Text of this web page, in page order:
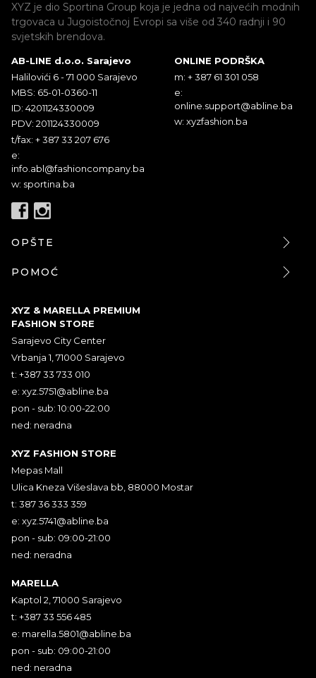
XYZ je dio Sportina Group koja je jedna od najvećih modnih
trgovaca u Jugoistočnoj Evropi sa više od 340 radnji i 90
svjetskih brendova.
AB-LINE d.o.o. Sarajevo
Halilovići 6 - 71 000 Sarajevo
MBS: 65-01-0360-11
ID: 4201124330009
PDV: 201124330009
t/fax: + 387 33 207 676
e:
info.abl@fashioncompany.ba
w: sportina.ba
ONLINE PODRŠKA
m: + 387 61 301 058
e:
online.support@abline.ba
w: xyzfashion.ba
OPŠTE
POMOĆ
XYZ & MARELLA PREMIUM
FASHION STORE
Sarajevo City Center
Vrbanja 1, 71000 Sarajevo
t: +387 33 733 010
e: xyz.5751@abline.ba
pon - sub: 10:00-22:00
ned: neradna
XYZ FASHION STORE
Mepas Mall
Ulica Kneza Višeslava bb, 88000 Mostar
t: 387 36 333 359
e: xyz.5741@abline.ba
pon - sub: 09:00-21:00
ned: neradna
MARELLA
Kaptol 2, 71000 Sarajevo
t: +387 33 556 485
e: marella.5801@abline.ba
pon - sub: 09:00-21:00
ned: neradna